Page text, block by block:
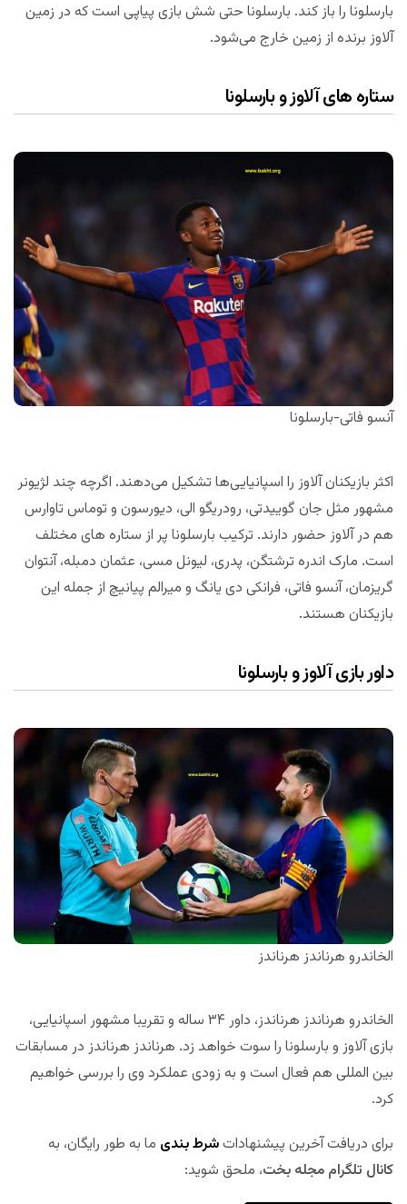
بارسلونا را باز کند. بارسلونا حتی شش بازی پیاپی است که در زمین
آلاوز برنده از زمین خارج می‌شود.
ستاره های آلاوز و بارسلونا
آنسو فاتی-بارسلونا
اکثر بازیکنان آلاوز را اسپانیایی‌ها تشکیل می‌دهند. اگرچه چند لژیونر
مشهور مثل جان گوییدتی، رودریگو الی، دیورسون و توماس تاوارس
هم در آلاوز حضور دارند. ترکیب بارسلونا پر از ستاره های مختلف
است. مارک اندره ترشتگن، پدری، لیونل مسی، عثمان دمبله، آنتوان
گریزمان، آنسو فاتی، فرانکی دی یانگ و میرالم پیانیچ از جمله این
بازیکنان هستند.
داور بازی آلاوز و بارسلونا
الخاندرو هرناندز هرناندز
الخاندرو هرناندز هرناندز، داور ۳۴ ساله و تقریبا مشهور اسپانیایی،
بازی آلاوز و بارسلونا را سوت خواهد زد. هرناندز هرناندز در مسابقات
بین المللی هم فعال است و به زودی عملکرد وی را بررسی خواهیم
کرد.
برای دریافت آخرین پیشنهاداتشرط بندی ما به طور رایگان، به
کانال تلگرام مجله بخت، ملحق شوید: